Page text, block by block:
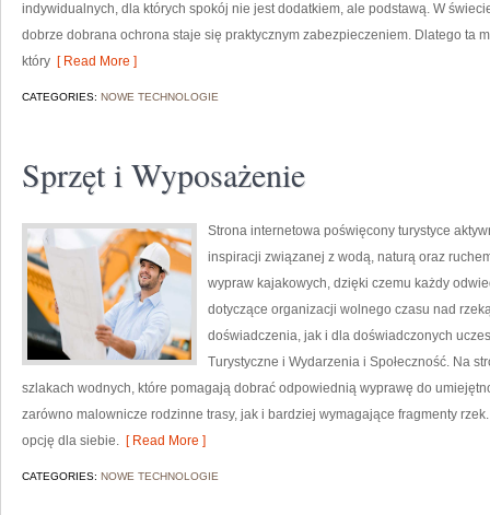
indywidualnych, dla których spokój nie jest dodatkiem, ale podstawą. W
dobrze dobrana ochrona staje się praktycznym zabezpieczeniem. Dlatego ta
który [ Read More ]
CATEGORIES: NOWE TECHNOLOGIE
Sprzęt i Wyposażenie
Strona internetowa poświęcony turystyce
inspiracji związanej z wodą, naturą oraz
wypraw kajakowych, dzięki czemu każdy
dotyczące organizacji wolnego czasu nad
doświadczenia, jak i dla doświadczonych
Turystyczne i Wydarzenia i Społeczność. Na
szlakach wodnych, które pomagają dobrać odpowiednią wyprawę do
zarówno malownicze rodzinne trasy, jak i bardziej wymagające fragmenty
opcję dla siebie. [ Read More ]
CATEGORIES: NOWE TECHNOLOGIE